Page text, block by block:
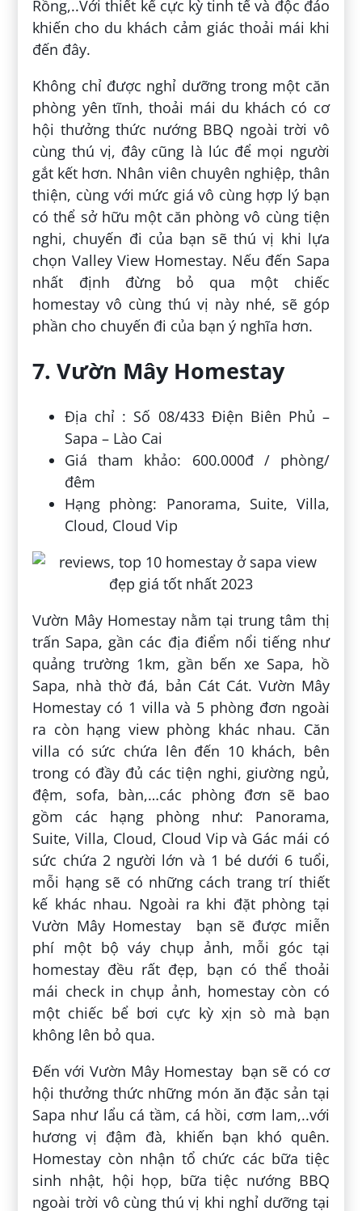
Rồng,..Với thiết kế cực kỳ tinh tế và độc đáo
khiến cho du khách cảm giác thoải mái khi
đến đây.
Không chỉ được nghỉ dưỡng trong một căn
phòng yên tĩnh, thoải mái du khách có cơ
hội thưởng thức nướng BBQ ngoài trời vô
cùng thú vị, đây cũng là lúc để mọi người
gắt kết hơn. Nhân viên chuyên nghiệp, thân
thiện, cùng với mức giá vô cùng hợp lý bạn
có thể sở hữu một căn phòng vô cùng tiện
nghi, chuyến đi của bạn sẽ thú vị khi lựa
chọn Valley View Homestay. Nếu đến Sapa
nhất định đừng bỏ qua một chiếc
homestay vô cùng thú vị này nhé, sẽ góp
phần cho chuyến đi của bạn ý nghĩa hơn.
7. Vườn Mây Homestay
Địa chỉ : Số 08/433 Điện Biên Phủ –
Sapa – Lào Cai
Giá tham khảo: 600.000đ / phòng/
đêm
Hạng phòng: Panorama, Suite, Villa,
Cloud, Cloud Vip
Vườn Mây Homestay nằm tại trung tâm thị
trấn Sapa, gần các địa điểm nổi tiếng như
quảng trường 1km, gần bến xe Sapa, hồ
Sapa, nhà thờ đá, bản Cát Cát. Vườn Mây
Homestay có 1 villa và 5 phòng đơn ngoài
ra còn hạng view phòng khác nhau. Căn
villa có sức chứa lên đến 10 khách, bên
trong có đầy đủ các tiện nghi, giường ngủ,
đệm, sofa, bàn,…các phòng đơn sẽ bao
gồm các hạng phòng như: Panorama,
Suite, Villa, Cloud, Cloud Vip và Gác mái có
sức chứa 2 người lớn và 1 bé dưới 6 tuổi,
mỗi hạng sẽ có những cách trang trí thiết
kế khác nhau. Ngoài ra khi đặt phòng tại
Vườn Mây Homestay bạn sẽ được miễn
phí một bộ váy chụp ảnh, mỗi góc tại
homestay đều rất đẹp, bạn có thể thoải
mái check in chụp ảnh, homestay còn có
một chiếc bể bơi cực kỳ xịn sò mà bạn
không lên bỏ qua.
Đến với Vườn Mây Homestay bạn sẽ có cơ
hội thưởng thức những món ăn đặc sản tại
Sapa như lẩu cá tầm, cá hồi, cơm lam,..với
hương vị đậm đà, khiến bạn khó quên.
Homestay còn nhận tổ chức các bữa tiệc
sinh nhật, hội họp, bữa tiệc nướng BBQ
ngoài trời vô cùng thú vị khi nghỉ dưỡng tại